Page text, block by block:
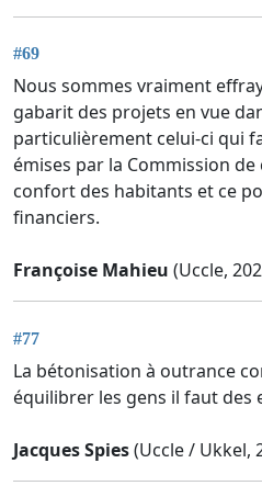
#69
Nous sommes vraiment
gabarit des projets en vue
particulièrement celui-ci qui
émises par la Commission
confort des habitants et ce
financiers.
Françoise Mahieu (Uccle,
#77
La bétonisation à outrance
équilibrer les gens il faut des
Jacques Spies(Uccle / Ukkel,